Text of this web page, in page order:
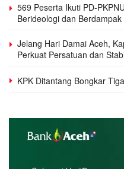
569 Peserta Ikuti PD-
Berideologi dan Berdampak
Jelang Hari Damai Aceh,
Perkuat Persatuan dan
KPK Ditantang Bongkar